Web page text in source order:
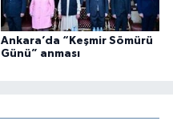
Ankara’da “Keşmir Sömürü
Günü” anması